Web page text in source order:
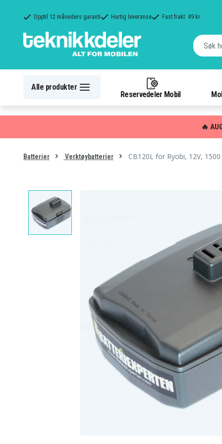
Opptil 12 måneders garanti Hurtig leveranse Fast frakt: 49 kr
Alle produkter
Reservedeler Mobil
🔥
Batterier Verktøybatterier CB120L for Ryobi, 12V,